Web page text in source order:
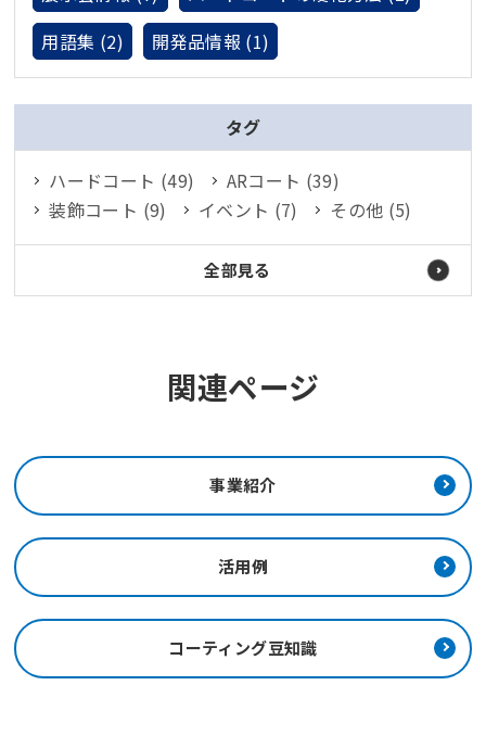
用語集 (2)
開発品情報 (1)
タグ
ハードコート (49)
ARコート (39)
装飾コート (9)
イベント (7) その他 (5)
全部見る
関連ページ
事業紹介
活用例
コーティング豆知識